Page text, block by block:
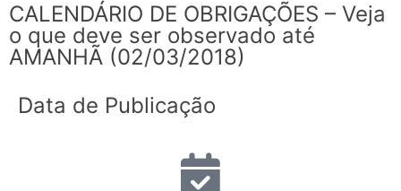
CALENDÁRIO DE OBRIGAÇÕES – Veja
o que deve ser observado até
AMANHÃ (02/03/2018)
Data de Publicação